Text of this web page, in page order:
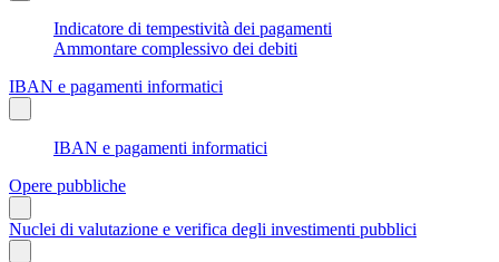
Indicatore di tempestività dei pagamenti
Ammontare complessivo dei debiti
IBAN e pagamenti informatici
IBAN e pagamenti informatici
Opere pubbliche
Nuclei di valutazione e verifica degli investimenti pubblici